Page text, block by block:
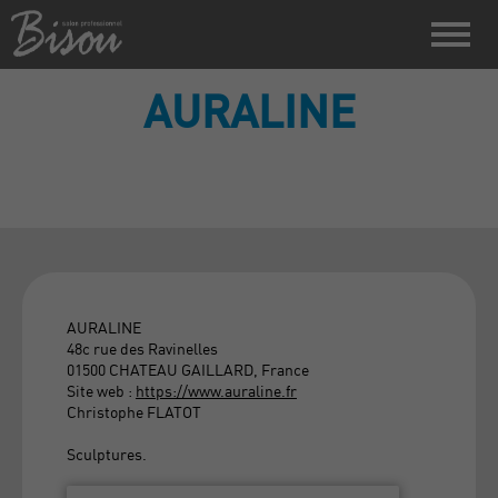
AURALINE
AURALINE
48c rue des Ravinelles
01500 CHATEAU GAILLARD, France
Site web : https://www.auraline.fr
Christophe FLATOT
Sculptures.